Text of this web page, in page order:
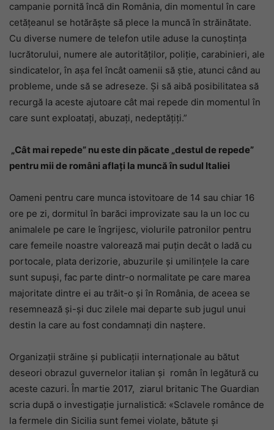
campanie pornită încă din România, din momentul în care
cetățeanul se hotărăște să plece la muncă în străinătate.
Cu diverse numere de telefon utile aduse la cunoștința
lucrătorului, numere ale autorităților, poliție, carabinieri, ale
sindicatelor, în așa fel încât oamenii să știe, atunci când au
probleme, unde să se adreseze. Și să aibă posibilitatea să
recurgă la aceste ajutoare cât mai repede din momentul în
care sunt exploatați, abuzați, nedeptățiți.”
„Cât mai repede” nu este din păcate „destul de repede”
pentru mii de români aflați la muncă în sudul Italiei
Oameni pentru care munca istovitoare de 14 sau chiar 16
ore pe zi, dormitul în barăci improvizate sau la un loc cu
animalele pe care le îngrijesc, violurile patronilor pentru
care femeile noastre valorează mai puțin decât o ladă cu
portocale, plata derizorie, abuzurile și umilințele la care
sunt supuși, fac parte dintr-o normalitate pe care marea
majoritate dintre ei au trăit-o și în România, de aceea se
resemnează și-și duc zilele mai departe sub jugul unui
destin la care au fost condamnați din naștere.
Organizații străine și publicații internaționale au bătut
deseori obrazul guvernelor italian și român în legătură cu
aceste cazuri. În martie 2017, ziarul britanic The Guardian
scria după o investigație jurnalistică: «Sclavele românce de
la fermele din Sicilia sunt femei violate, bătute şi